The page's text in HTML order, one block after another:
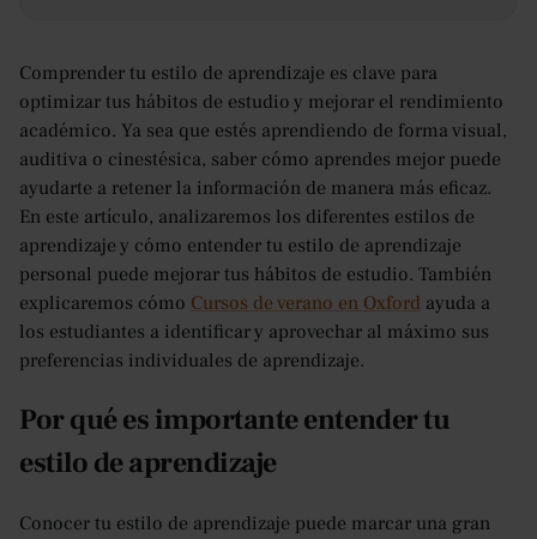
Comprender tu estilo de aprendizaje es clave para
optimizar tus hábitos de estudio y mejorar el rendimiento
académico. Ya sea que estés aprendiendo de forma visual,
auditiva o cinestésica, saber cómo aprendes mejor puede
ayudarte a retener la información de manera más eficaz.
En este artículo, analizaremos los diferentes estilos de
aprendizaje y cómo entender tu estilo de aprendizaje
personal puede mejorar tus hábitos de estudio. También
explicaremos cómo Cursos de verano en Oxford ayuda a
los estudiantes a identificar y aprovechar al máximo sus
preferencias individuales de aprendizaje.
Por qué es importante entender tu
estilo de aprendizaje
Conocer tu estilo de aprendizaje puede marcar una gran